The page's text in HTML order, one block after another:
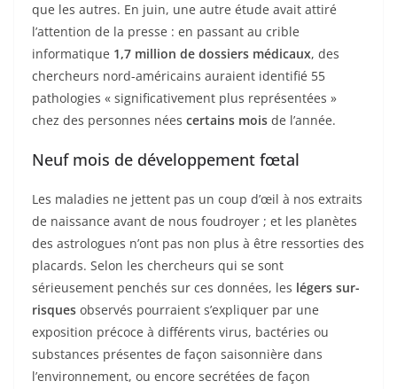
que les autres. En juin, une autre étude avait attiré
l’attention de la presse : en passant au crible
informatique 1,7 million de dossiers médicaux, des
chercheurs nord-américains auraient identifié 55
pathologies « significativement plus représentées »
chez des personnes nées certains mois de l’année.
Neuf mois de développement fœtal
Les maladies ne jettent pas un coup d’œil à nos extraits
de naissance avant de nous foudroyer ; et les planètes
des astrologues n’ont pas non plus à être ressorties des
placards. Selon les chercheurs qui se sont
sérieusement penchés sur ces données, les légers sur-
risques observés pourraient s’expliquer par une
exposition précoce à différents virus, bactéries ou
substances présentes de façon saisonnière dans
l’environnement, ou encore secrétées de façon